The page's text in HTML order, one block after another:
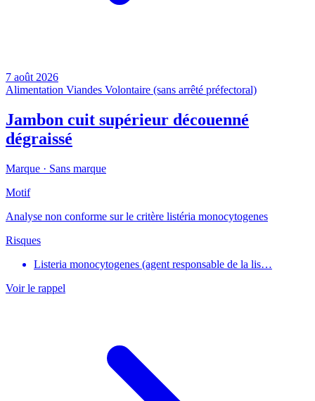
7 août 2026
Alimentation Viandes Volontaire (sans arrêté préfectoral)
Jambon cuit supérieur découenné
dégraissé
Marque · Sans marque
Motif
Analyse non conforme sur le critère listéria monocytogenes
Risques
Listeria monocytogenes (agent responsable de la lis…
Voir le rappel